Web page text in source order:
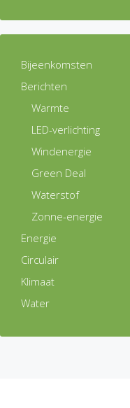
Bijeenkomsten
Berichten
Warmte
LED-verlichting
Windenergie
Green Deal
Waterstof
Zonne-energie
Energie
Circulair
Klimaat
Water